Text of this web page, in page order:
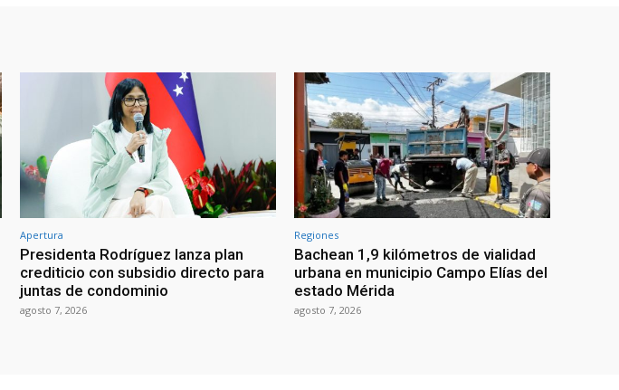
Apertura
Presidenta Rodríguez lanza plan
crediticio con subsidio directo para
juntas de condominio
agosto 7, 2026
Regiones
Bachean 1,9 kilómetros de vialidad
urbana en municipio Campo Elías del
estado Mérida
agosto 7, 2026